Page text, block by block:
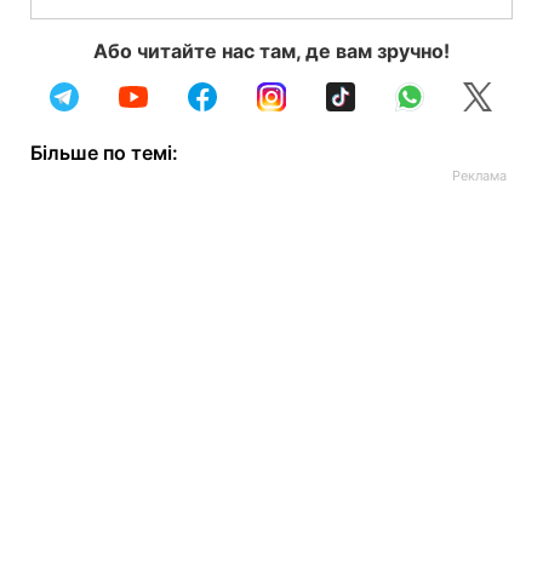
Або читайте нас там, де вам зручно!
Більше по темі: